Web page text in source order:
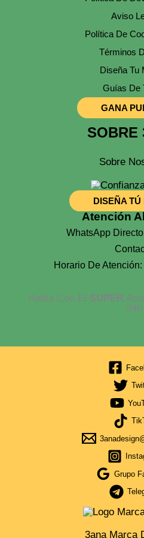
Aviso
Política De
Términos
Diseña Tu
Guías De
GANA
SOBRE
Sobre
DISEÑA TÚ
Atención
WhatsApp
Horario De
Habla Con El SUPER
24h
Grupo
3ana Marca